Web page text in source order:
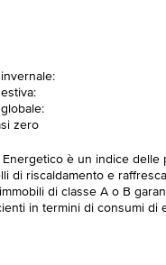
zero
Energetico è un indice delle
di riscaldamento e
di classe A o B
in termini di consumi di